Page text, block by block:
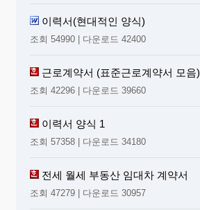
이력서(현대적인 양식)
조회 54990 | 다운로드 42400
근로계약서 (표준근로계약서 모음)
조회 42296 | 다운로드 39660
이력서 양식 1
조회 57358 | 다운로드 34180
전세 월세 부동산 임대차 계약서
조회 47279 | 다운로드 30957